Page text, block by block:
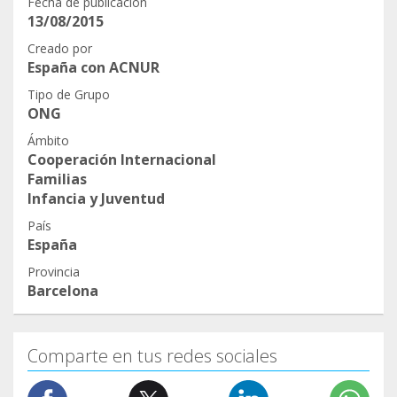
Enlace a la jornada:
Se ruega confirmar la asistencia escribiendo un
correo a cooperacio@amb.cat.
Nota: Aunque el cartel publicitario es en catalán,
las jornadas se realizarán en castellano.
¡Nos alegrará verte!
Aquí tienes tu invitación:
https://app.eventwo.com/innotech2020#/es
13/08/2015
Creado por
España con ACNUR
Tipo de Grupo
ONG
Ámbito
Cooperación Internacional
Familias
Infancia y Juventud
País
España
Provincia
Barcelona
Comparte en tus redes sociales